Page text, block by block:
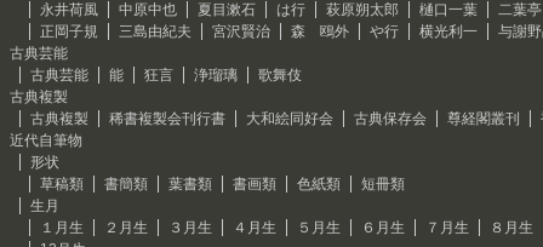
永井荷風
中原中也 夏目漱石 は行 萩原朔太郎 樋口一葉
二葉
正岡子規
三島由紀夫 宮沢賢治 森 鴎外 や行 横光利一
与謝
古典芸能
古典芸能
能 狂言 浄瑠璃
歌舞伎
古典複製
古典複製
稀書複製会刊行書 大和絵同好会 古典保存会 尊経閣叢刊
近代自筆物
形状
草稿類
書簡類 葉書類 書画類 色紙類
短冊類
生月
１月生
２月生 ３月生 ４月生 ５月生 ６月生 ７月生
８月生